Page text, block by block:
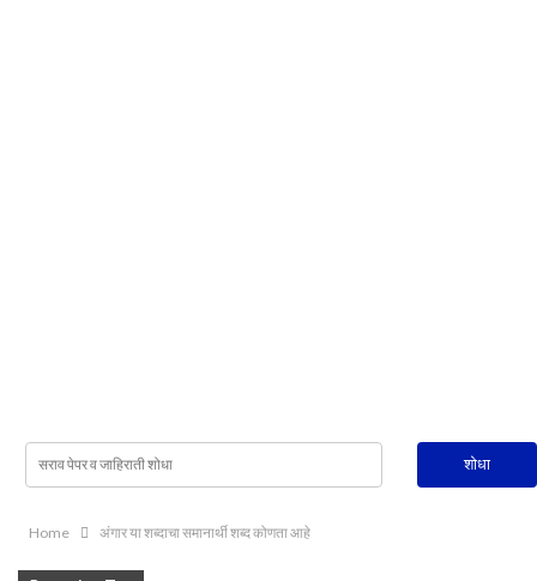
Home अंगार या शब्दाचा समानार्थी शब्द कोणता आहे